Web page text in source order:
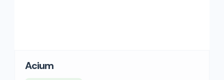
Acium